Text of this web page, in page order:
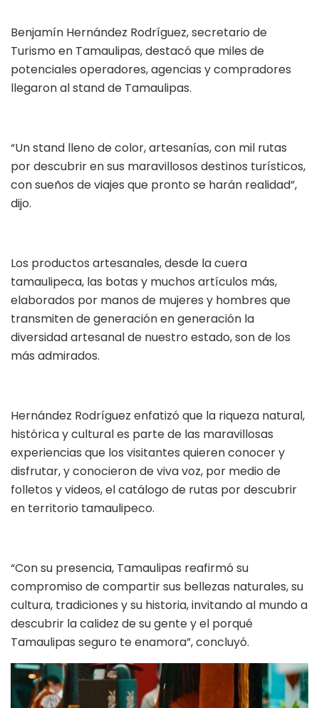
Benjamín Hernández Rodríguez, secretario de
Turismo en Tamaulipas, destacó que miles de
potenciales operadores, agencias y compradores
llegaron al stand de Tamaulipas.
“Un stand lleno de color, artesanías, con mil rutas
por descubrir en sus maravillosos destinos turísticos,
con sueños de viajes que pronto se harán realidad”,
dijo.
Los productos artesanales, desde la cuera
tamaulipeca, las botas y muchos artículos más,
elaborados por manos de mujeres y hombres que
transmiten de generación en generación la
diversidad artesanal de nuestro estado, son de los
más admirados.
Hernández Rodríguez enfatizó que la riqueza natural,
histórica y cultural es parte de las maravillosas
experiencias que los visitantes quieren conocer y
disfrutar, y conocieron de viva voz, por medio de
folletos y videos, el catálogo de rutas por descubrir
en territorio tamaulipeco.
“Con su presencia, Tamaulipas reafirmó su
compromiso de compartir sus bellezas naturales, su
cultura, tradiciones y su historia, invitando al mundo a
descubrir la calidez de su gente y el porqué
Tamaulipas seguro te enamora”, concluyó.